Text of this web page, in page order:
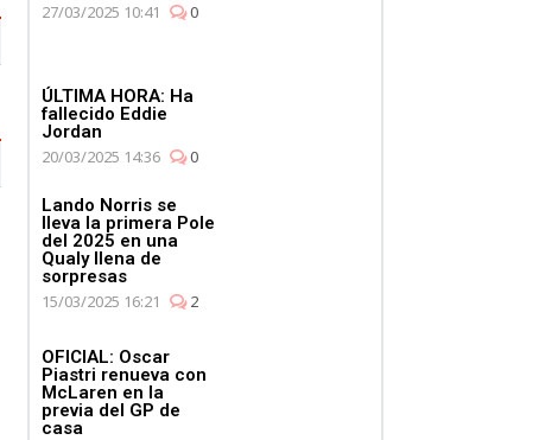
27/03/2025 10:41
0
ÚLTIMA HORA: Ha
fallecido Eddie
Jordan
20/03/2025 14:36
0
Lando Norris se
lleva la primera Pole
del 2025 en una
Qualy llena de
sorpresas
15/03/2025 16:21
2
OFICIAL: Oscar
Piastri renueva con
McLaren en la
previa del GP de
casa